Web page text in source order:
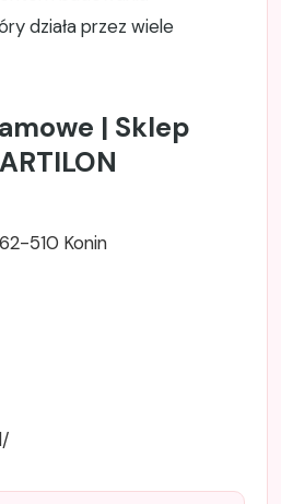
działa przez wiele
| Sklep
510 Konin